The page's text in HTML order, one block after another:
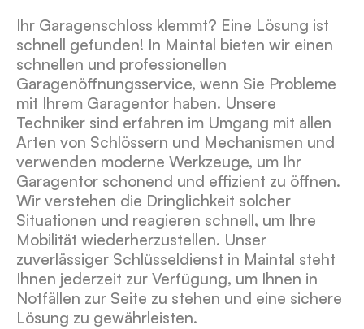
Ihr Garagenschloss klemmt? Eine Lösung ist
schnell gefunden! In Maintal bieten wir einen
schnellen und professionellen
Garagenöffnungsservice, wenn Sie Probleme
mit Ihrem Garagentor haben. Unsere
Techniker sind erfahren im Umgang mit allen
Arten von Schlössern und Mechanismen und
verwenden moderne Werkzeuge, um Ihr
Garagentor schonend und effizient zu öffnen.
Wir verstehen die Dringlichkeit solcher
Situationen und reagieren schnell, um Ihre
Mobilität wiederherzustellen. Unser
zuverlässiger Schlüsseldienst in Maintal steht
Ihnen jederzeit zur Verfügung, um Ihnen in
Notfällen zur Seite zu stehen und eine sichere
Lösung zu gewährleisten.